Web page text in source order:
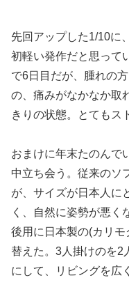
先回アップした1/10に
初軽い発作だと思って
で6日目だが、腫れの
の、痛みがなかなか取
きりの状態。とてもス
おまけに年末たのんで
中立ち会う。従来のソ
が、サイズが日本人に
く、自然に姿勢が悪く
後用に日本製の(カリ
替えた。3人掛けのを2
にして、リビングを広